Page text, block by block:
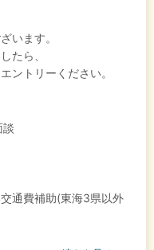
います。
たら、
ントリーください。
談
通費補助(東海3県以外